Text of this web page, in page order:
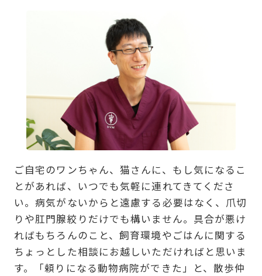
ご自宅のワンちゃん、猫さんに、もし気になるこ
とがあれば、いつでも気軽に連れてきてくださ
い。病気がないからと遠慮する必要はなく、爪切
りや肛門腺絞りだけでも構いません。具合が悪け
ればもちろんのこと、飼育環境やごはんに関する
ちょっとした相談にお越しいただければと思いま
す。「頼りになる動物病院ができた」と、散歩仲